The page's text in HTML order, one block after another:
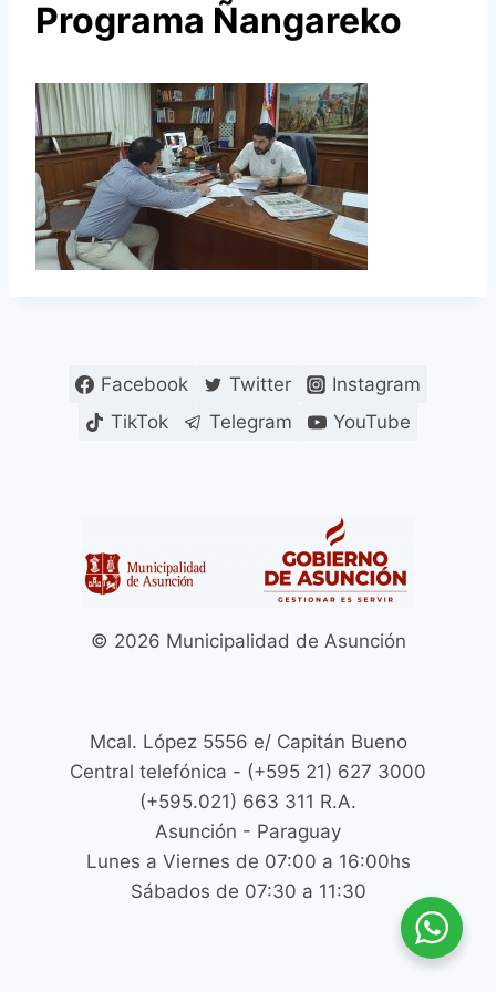
Programa Ñangareko
Facebook Twitter
Instagram
TikTok
Telegram YouTube
© 2026 Municipalidad de Asunción
Mcal. López 5556 e/ Capitán Bueno
Central telefónica - (+595 21) 627 3000
(+595.021) 663 311 R.A.
Asunción - Paraguay
Lunes a Viernes de 07:00 a 16:00hs
Sábados de 07:30 a 11:30